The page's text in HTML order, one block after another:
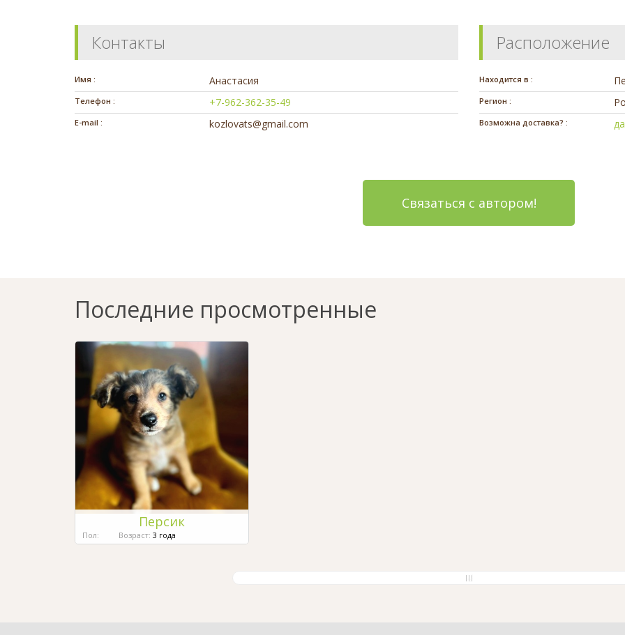
Контакты
Имя : Анастасия
Телефон : +7-962-362-35-49
E-mail : kozlovats@gmail.com
Расположение
Находится в :
Регион :
Возможна доставка? : да
Связаться с автором!
Последние просмотренные
Персик
Пол: Возраст: 3 года